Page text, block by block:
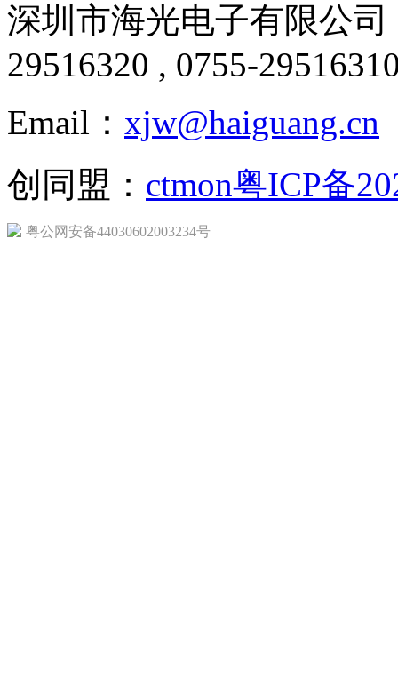
深圳市海光电子有限公
29516320 , 0755-
Email： xjw@haiguang.cn
创同盟： ctmon粤ICP备
粤公网安备44030602003234号